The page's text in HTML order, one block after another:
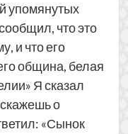
упомянутых
что это
и что его
община, белая
Я сказал
о
«Сынок